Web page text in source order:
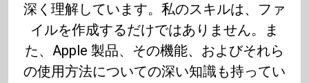
深く理解しています。私のスキルは、ファ
イルを作成するだけではありません。ま
た、Apple 製品、その機能、およびそれら
の使用方法についての深い知識も持ってい